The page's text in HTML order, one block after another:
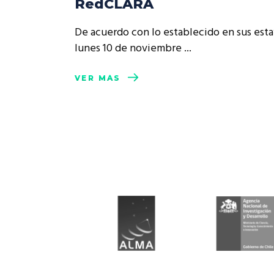
RedCLARA
De acuerdo con lo establecido en sus
lunes 10 de noviembre
VER MÁS